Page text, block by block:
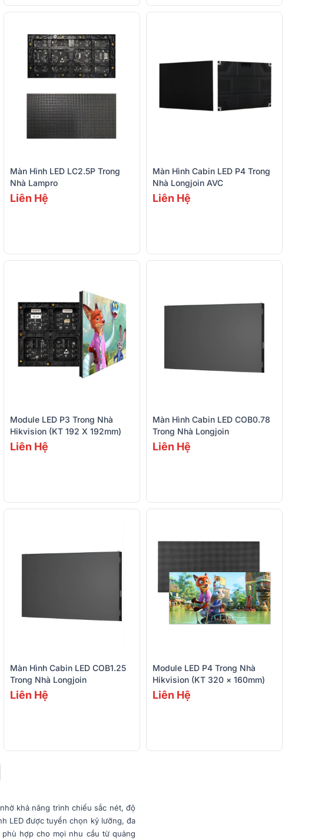
Màn Hình LED LC2.5P Trong
Nhà Lampro
Liên Hệ
Màn Hình Cabin LED P4 Trong
Nhà Longjoin AVC
Liên Hệ
Module LED P3 Trong Nhà
Hikvision (KT 192 X 192mm)
Liên Hệ
Màn Hình Cabin LED COB0.78
Trong Nhà Longjoin
Liên Hệ
Màn Hình Cabin LED COB1.25
Trong Nhà Longjoin
Liên Hệ
Module LED P4 Trong Nhà
Hikvision (KT 320 × 160mm)
Liên Hệ
khả năng trình chiếu sắc nét, độ
LED được tuyển chọn kỹ lưỡng, đa
hợp cho mọi nhu cầu từ quảng